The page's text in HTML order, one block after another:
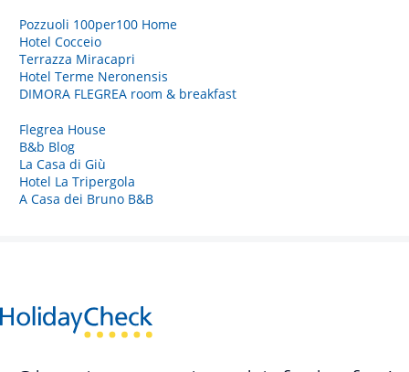
Pozzuoli 100per100 Home
Hotel Cocceio
Terrazza Miracapri
Hotel Terme Neronensis
DIMORA FLEGREA room & breakfast
Flegrea House
B&b Blog
La Casa di Giù
Hotel La Tripergola
A Casa dei Bruno B&B